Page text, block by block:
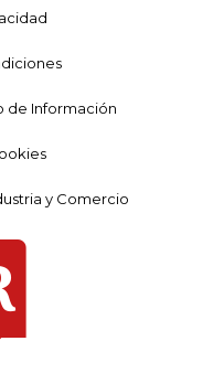
de Información
y Comercio